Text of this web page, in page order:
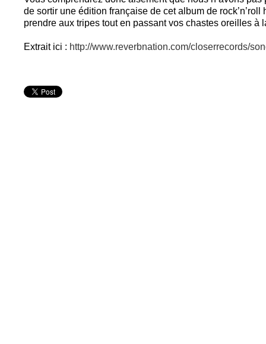
de sortir une édition française de cet album de
prendre aux tripes tout en passant vos chastes oreilles à
Extrait ici : http://www.reverbnation.com/closerrecords/